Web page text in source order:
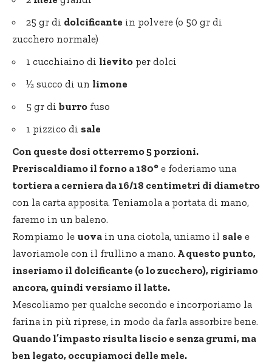
25 gr di dolcificante in polvere (o 50 gr di
zucchero normale)
1 cucchiaino di lievito per dolci
½ succo di un limone
5 gr di burro fuso
1 pizzico di sale
Con queste dosi otterremo 5 porzioni.
Preriscaldiamo il forno a 180° e foderiamo una
tortiera a cerniera da 16/18 centimetri di diametro
con la carta apposita. Teniamola a portata di mano,
faremo in un baleno.
Rompiamo le uova in una ciotola, uniamo il sale e
lavoriamole con il frullino a mano. A questo punto,
inseriamo il dolcificante (o lo zucchero), rigiriamo
ancora, quindi versiamo il latte.
Mescoliamo per qualche secondo e incorporiamo la
farina in più riprese, in modo da farla assorbire bene.
Quando l’impasto risulta liscio e senza grumi, ma
ben legato, occupiamoci delle mele.